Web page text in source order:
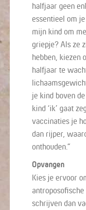
halfjaar geen
essentieel om
mijn kind om
griepje? Als ze
hebben, kiezen
halfjaar te
je kind boven
kind ‘ik’ gaat
vaccinaties je
dan rijper,
onthouden.”
Opvangen
Kies je ervoor
schrijven dan